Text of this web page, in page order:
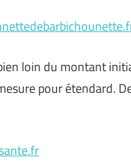
loin du montant
pour étendard.